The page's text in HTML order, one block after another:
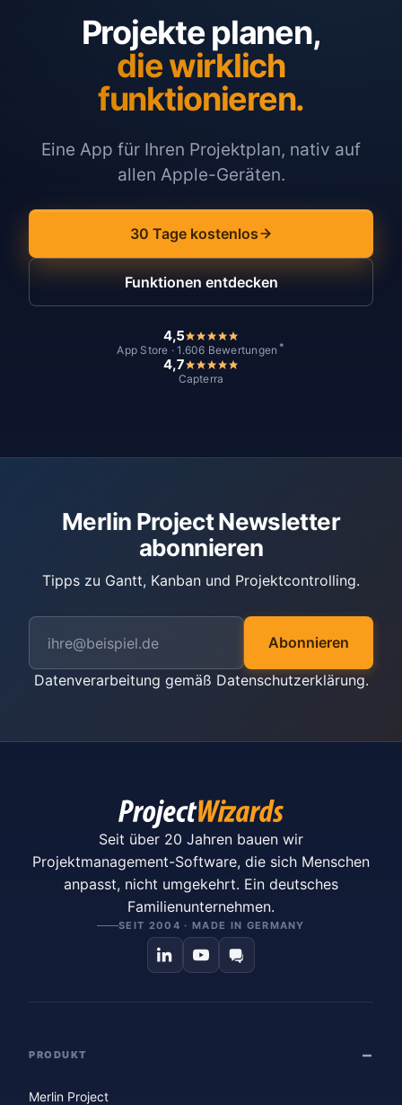
Projekte planen,
die wirklich
funktionieren.
Eine App für Ihren Projektplan, nativ auf
allen Apple-Geräten.
30 Tage kostenlos
Funktionen entdecken
4,5
App Store · 1.606 Bewertungen *
4,7
Capterra
Merlin Project Newsletter
abonnieren
Tipps zu Gantt, Kanban und Projektcontrolling.
Abonnieren
Datenverarbeitung gemäß Datenschutzerklärung.
Seit über 20 Jahren bauen wir
Projektmanagement-Software, die sich Menschen
anpasst, nicht umgekehrt. Ein deutsches
Familienunternehmen.
SEIT 2004 · MADE IN GERMANY
PRODUKT
Merlin Project